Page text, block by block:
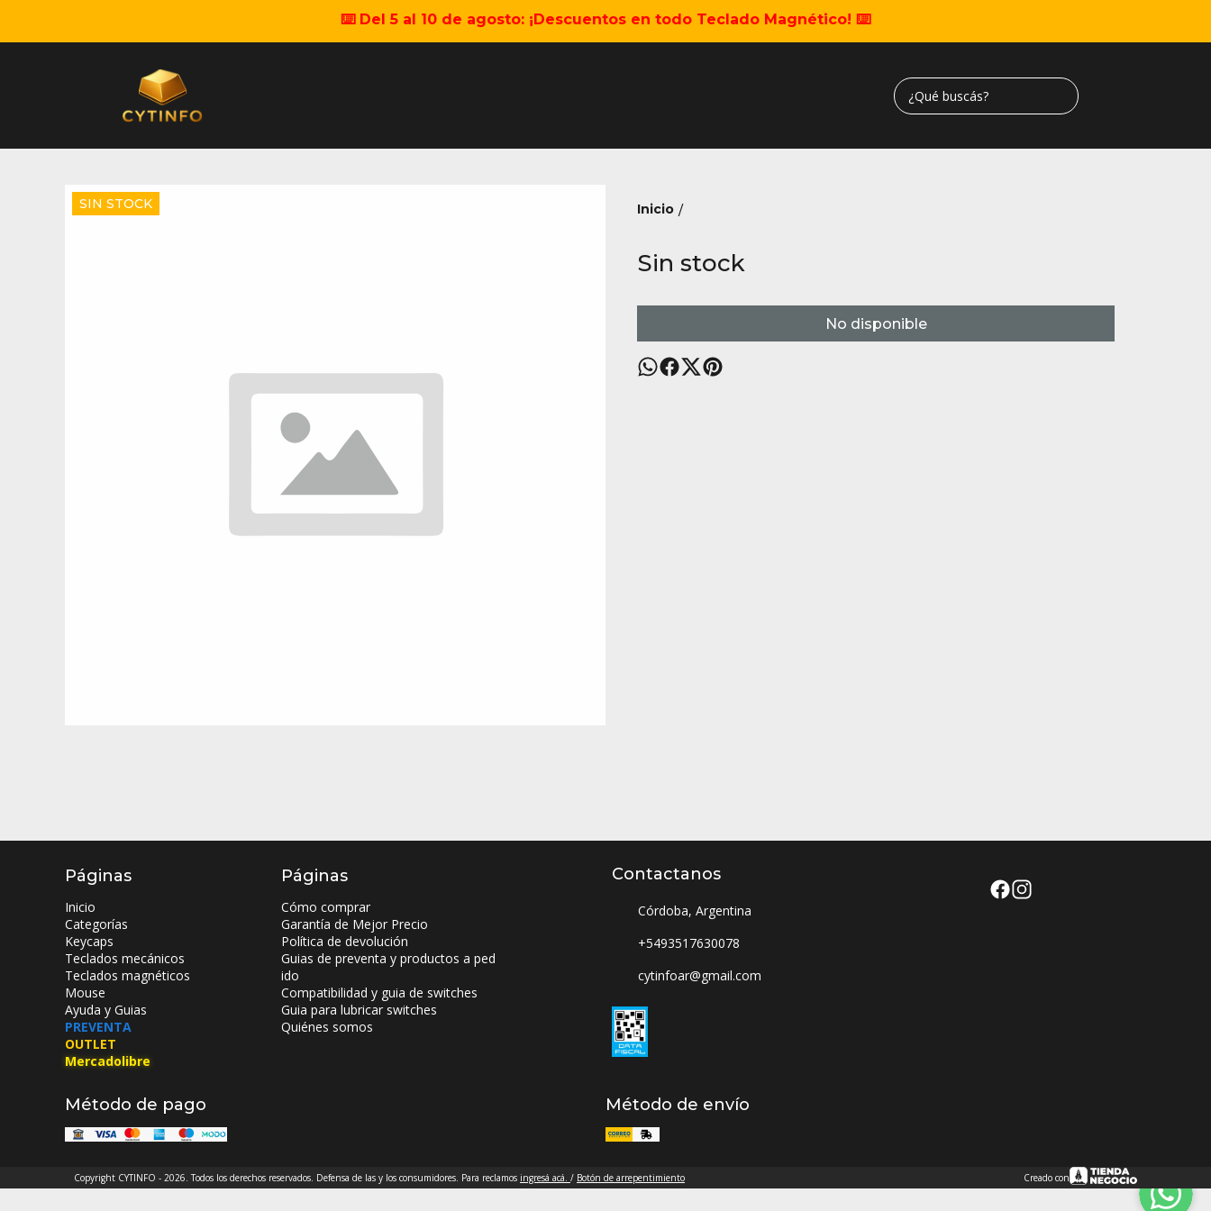
⌨️ Del 5 al 10 de agosto: ¡Descuentos en todo Teclado Magnético! ⌨️
SIN STOCK Inicio /
Sin stock
No disponible
Páginas
Inicio
Categorías
Keycaps
Teclados mecánicos
Teclados magnéticos
Mouse
Ayuda y Guias
PREVENTA
OUTLET
Mercadolibre
Páginas
Cómo comprar
Garantía de Mejor Precio
Política de devolución
Guias de preventa y productos a ped
ido
Compatibilidad y guia de switches
Guia para lubricar switches
Quiénes somos
Contactanos
Córdoba, Argentina
+5493517630078
cytinfoar@gmail.com
Método de pago Método de envío
Copyright CYTINFO - 2026. Todos los derechos reservados. Defensa de las y los consumidores. Para reclamos ingresá acá. / Botón de arrepentimiento Creado con